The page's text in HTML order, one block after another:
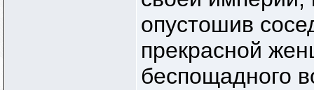
опустошив
прекрасной
беспощадного